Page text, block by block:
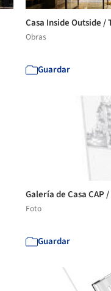
Casa Inside Outside
Obras
Guardar
Galería de Casa CAP
Foto
Guardar